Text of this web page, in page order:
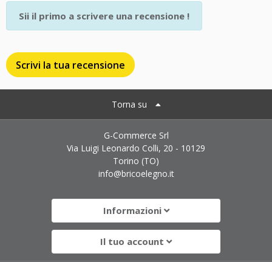
Scrivi la tua recensione
Sii il primo a scrivere una recensione !
Torna su
G-Commerce Srl
Via Luigi Leonardo Colli, 20 - 10129
Torino (TO)
info@bricoelegno.it
Informazioni
Il tuo account